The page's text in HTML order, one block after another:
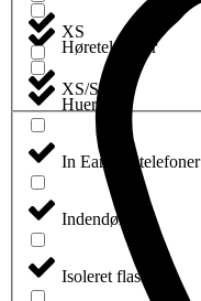
Høretelefoner
Huer
In Ear høretelefoner
Indendørsspil
Isoleret flasker
XS
XS/S